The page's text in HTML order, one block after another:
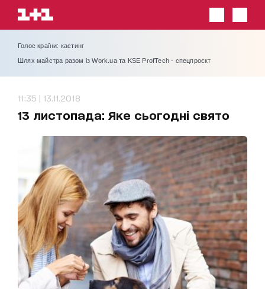
Голос країни: кастинг
Шлях майстра разом із Work.ua та KSE ProfTech - спецпроєкт
11:35 | 13.11.2018
13 листопада: Яке сьогодні свято